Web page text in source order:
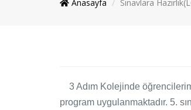
Anasayfa Sınavlara
3 Adım Kolejinde
program uygulanmaktadır. 5.